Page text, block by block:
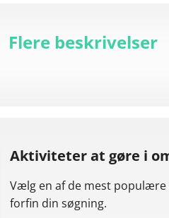
Flere beskrivelser
Aktiviteter at gøre i
Vælg en af de mest
forfin din søgning.